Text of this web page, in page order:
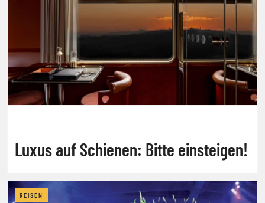
Luxus auf Schienen: Bitte einsteigen!
REISEN